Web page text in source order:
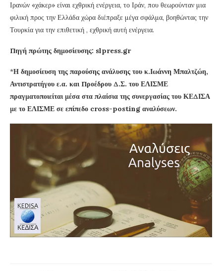
Ιρανών «χάκερ» είναι εχθρική ενέργεια, το Ιράν, που θεωρούνταν μια
φιλική προς την Ελλάδα χώρα διέπραξε μέγα σφάλμα, βοηθώντας την
Τουρκία για την επιθετική , εχθρική αυτή ενέργεια.
Πηγή πρώτης δημοσίευσης: slpress.gr
*Η δημοσίευση της παρούσης ανάλυσης του κ.Ιωάννη Μπαλτζώη,
Αντιστρατήγου ε.α. και Προέδρου Δ.Σ. του ΕΛΙΣΜΕ
πραγματοποιείται μέσα στα πλαίσια της συνεργασίας του ΚΕΔΙΣΑ
με το ΕΛΙΣΜΕ σε επίπεδο cross-posting αναλύσεων.